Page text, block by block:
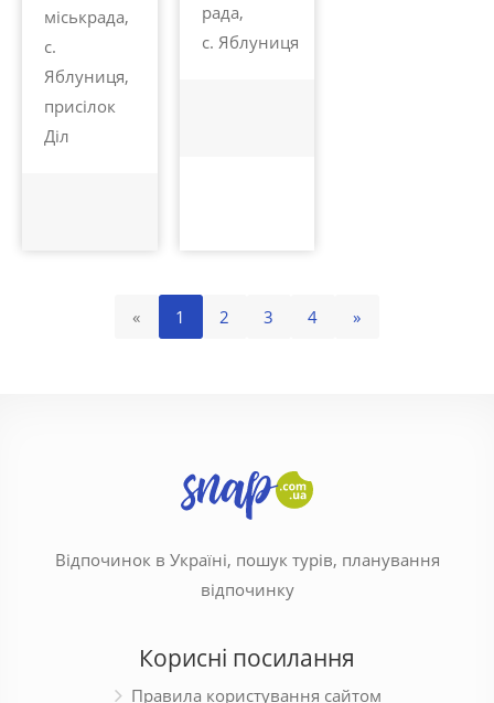
міськрада,
с.
Яблуниця,
присілок
Діл
рада,
с. Яблуниця
« 1 2 3 4 »
Відпочинок в Україні, пошук турів, планування
відпочинку
Корисні посилання
Правила користування сайтом